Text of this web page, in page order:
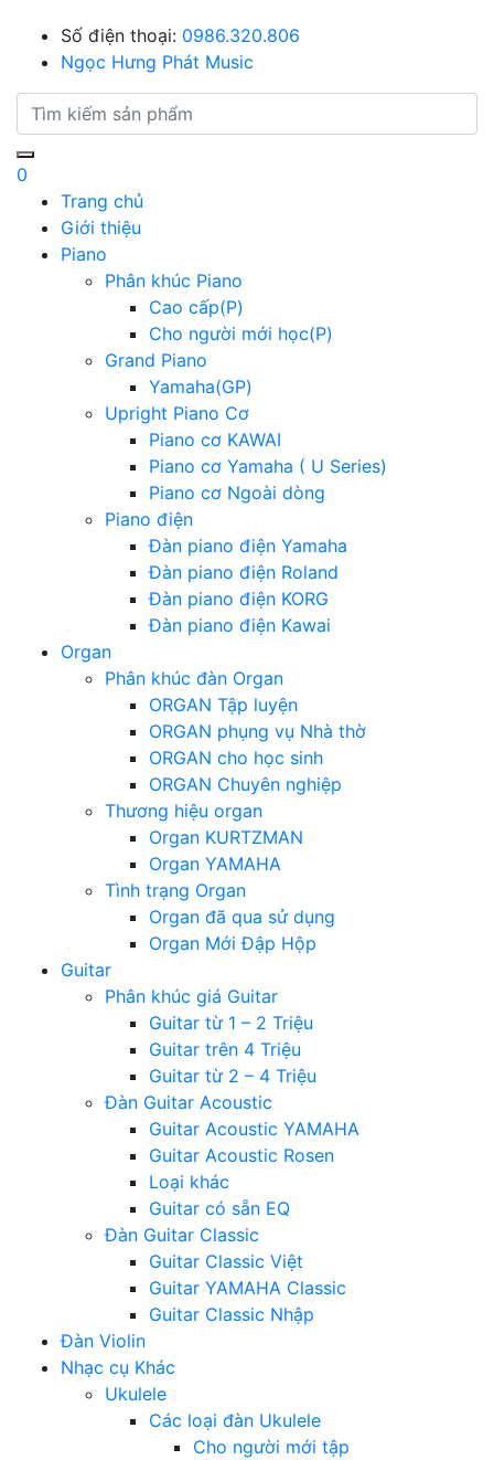
Số điện thoại: 0986.320.806
Ngọc Hưng Phát Music
0
Trang chủ
Giới thiệu
Piano
Phân khúc Piano
Cao cấp(P)
Cho người mới học(P)
Grand Piano
Yamaha(GP)
Upright Piano Cơ
Piano cơ KAWAI
Piano cơ Yamaha ( U Series)
Piano cơ Ngoài dòng
Piano điện
Đàn piano điện Yamaha
Đàn piano điện Roland
Đàn piano điện KORG
Đàn piano điện Kawai
Organ
Phân khúc đàn Organ
ORGAN Tập luyện
ORGAN phụng vụ Nhà thờ
ORGAN cho học sinh
ORGAN Chuyên nghiệp
Thương hiệu organ
Organ KURTZMAN
Organ YAMAHA
Tình trạng Organ
Organ đã qua sử dụng
Organ Mới Đập Hộp
Guitar
Phân khúc giá Guitar
Guitar từ 1 – 2 Triệu
Guitar trên 4 Triệu
Guitar từ 2 – 4 Triệu
Đàn Guitar Acoustic
Guitar Acoustic YAMAHA
Guitar Acoustic Rosen
Loại khác
Guitar có sẵn EQ
Đàn Guitar Classic
Guitar Classic Việt
Guitar YAMAHA Classic
Guitar Classic Nhập
Đàn Violin
Nhạc cụ Khác
Ukulele
Các loại đàn Ukulele
Cho người mới tập